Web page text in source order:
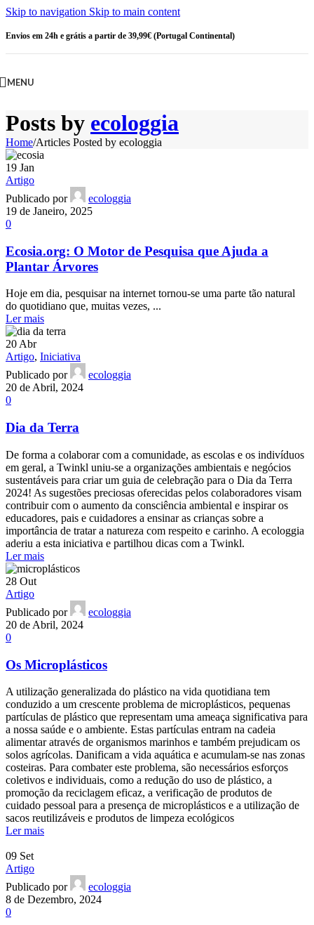
Skip to navigation Skip to main content
Envios em 24h e grátis a partir de 39,99€ (Portugal Continental)
MENU
Posts by ecologgia
Home/Articles Posted by ecologgia
19 Jan
Artigo
Publicado por
ecologgia
19 de Janeiro, 2025
0
Ecosia.org: O Motor de Pesquisa que Ajuda a
Plantar Árvores
Hoje em dia, pesquisar na internet tornou-se uma parte tão natural
do quotidiano que, muitas vezes, ...
Ler mais
20Abr
Artigo, Iniciativa
Publicado por
ecologgia
20 de Abril, 2024
0
Dia da Terra
De forma a colaborar com a comunidade, as escolas e os indivíduos
em geral, a Twinkl uniu-se a organizações ambientais e negócios
sustentáveis para criar um guia de celebração para o Dia da Terra
2024! As sugestões preciosas oferecidas pelos colaboradores visam
contribuir com o aumento da consciência ambiental e inspirar os
educadores, pais e cuidadores a ensinar as crianças sobre a
importância de tratar a natureza com respeito e carinho. A ecologgia
aderiu a esta iniciativa e partilhou dicas com a Twinkl.
Ler mais
28 Out
Artigo
Publicado por
ecologgia
20 de Abril, 2024
0
Os Microplásticos
A utilização generalizada do plástico na vida quotidiana tem
conduzido a um crescente problema de microplásticos, pequenas
partículas de plástico que representam uma ameaça significativa para
a nossa saúde e o ambiente. Estas partículas entram na cadeia
alimentar através de organismos marinhos e também prejudicam os
solos agrícolas. Danificam a vida aquática e acumulam-se nas zonas
costeiras. Para combater este problema, são necessários esforços
coletivos e individuais, como a redução do uso de plástico, a
promoção da reciclagem eficaz, a verificação de produtos de
cuidado pessoal para a presença de microplásticos e a utilização de
sacos reutilizáveis e produtos de limpeza ecológicos
Ler mais
09 Set
Artigo
Publicado por
ecologgia
8 de Dezembro, 2024
0